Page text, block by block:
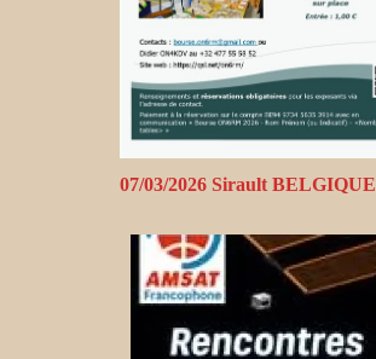
07/03/2026 Sirault BELGIQUE